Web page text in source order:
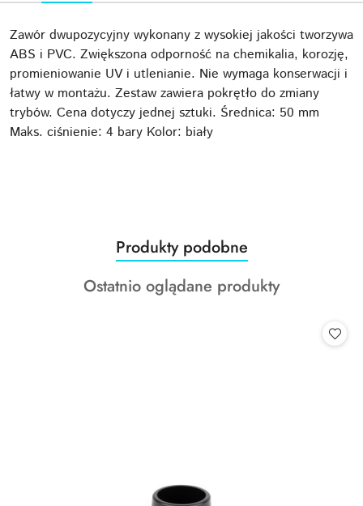
Zawór dwupozycyjny wykonany z wysokiej jakości tworzywa
ABS i PVC. Zwiększona odporność na chemikalia, korozję,
promieniowanie UV i utlenianie. Nie wymaga konserwacji i
łatwy w montażu. Zestaw zawiera pokrętło do zmiany
trybów. Cena dotyczy jednej sztuki. Średnica: 50 mm
Maks. ciśnienie: 4 bary Kolor: biały
Pomiń karuzelę produktów
Produkty
o
statusie:
Produkty podobne
Produkty
Ostatnio oglądane produkty